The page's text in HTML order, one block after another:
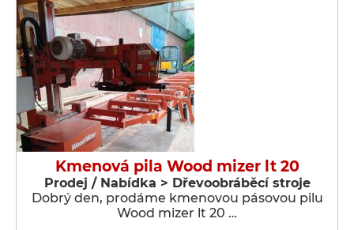
Kmenová pila Wood mizer lt 20
Prodej / Nabídka > Dřevoobráběcí stroje
Dobrý den, prodáme kmenovou pásovou pilu
Wood mizer lt 20 …